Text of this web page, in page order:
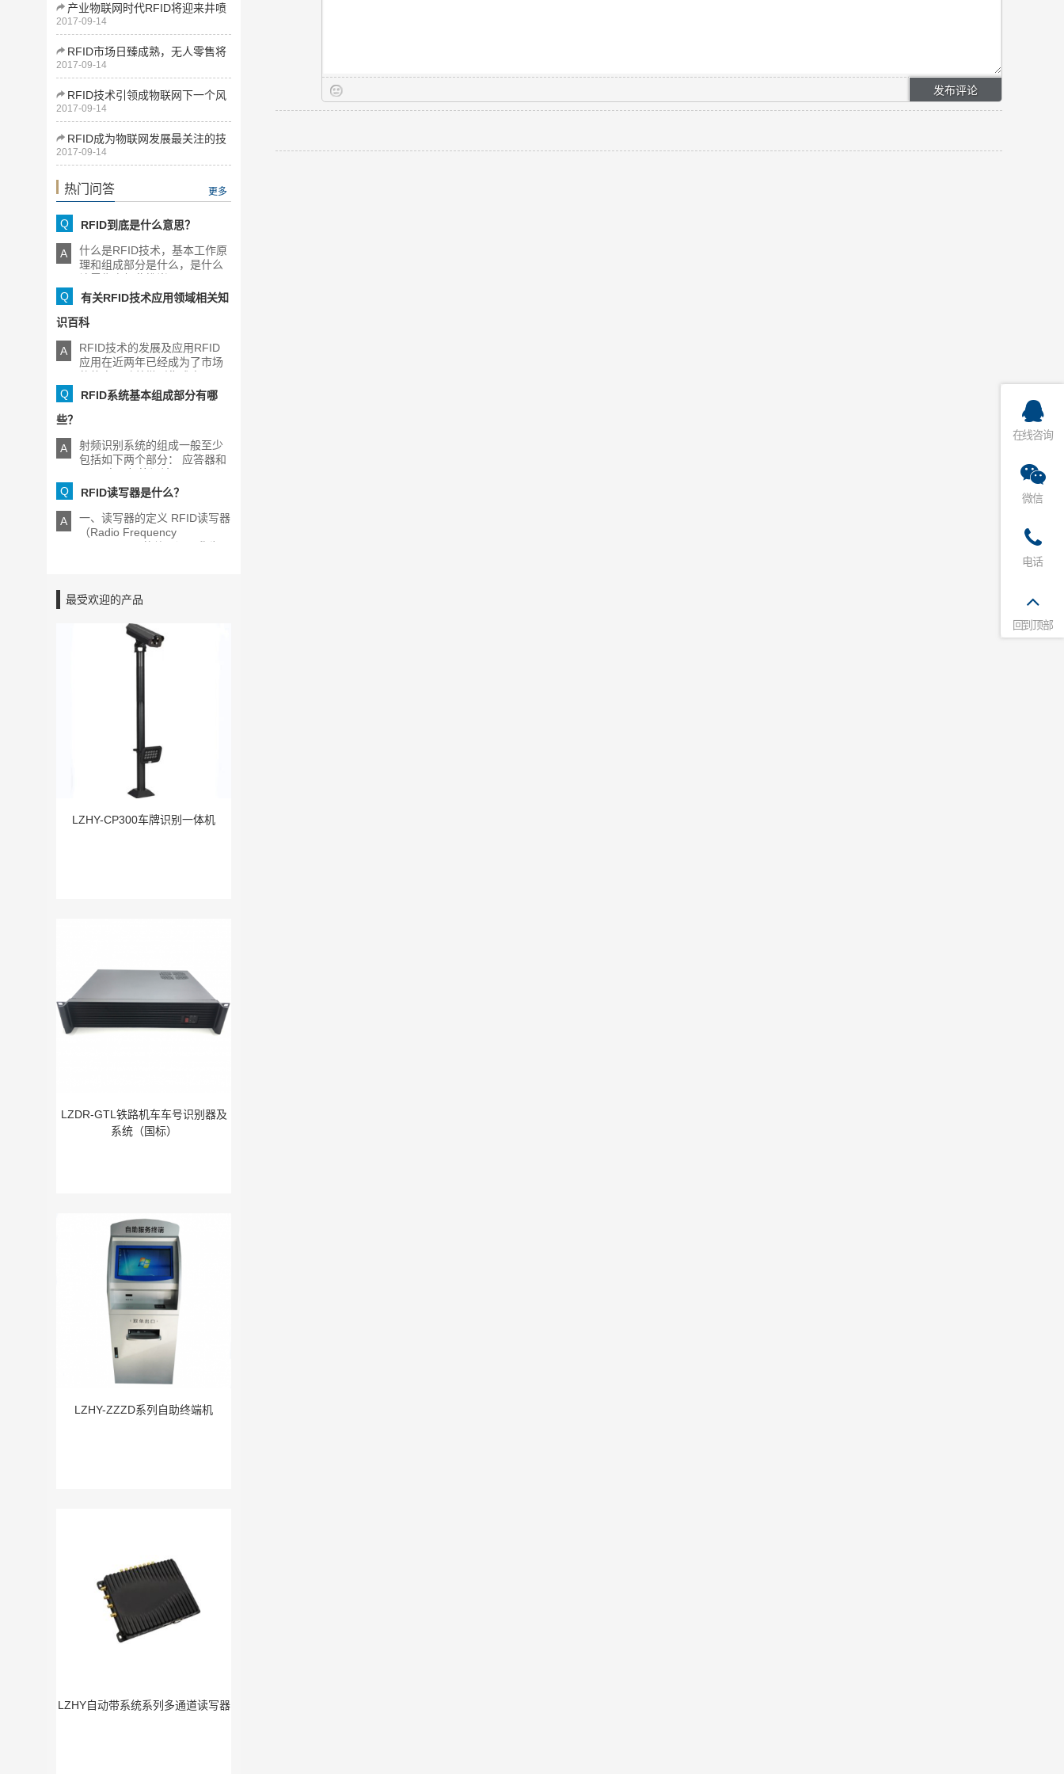
产业物联网时代RFID将迎来井喷
式发展
2017-09-14
RFID市场日臻成熟，无人零售将
为下一增长点
2017-09-14
RFID技术引领成物联网下一个风
口
2017-09-14
RFID成为物联网发展最关注的技
术
2017-09-14
热门问答 更多
Q RFID到底是什么意思？
A
什么是RFID技术，基本工作原
理和组成部分是什么，是什么
Q
有关RFID技术应用领域相关知
识百科
A
RFID技术的发展及应用RFID
应用在近两年已经成为了市场
Q
RFID系统基本组成部分有哪
些？
A
射频识别系统的组成一般至少
包括如下两个部分： 应答器和
Q
RFID读写器是什么？
A
一、读写器的定义 RFID读写器
（Radio Frequency
最受欢迎的产品
LZHY-CP300车牌识别一体机
LZDR-GTL铁路机车车号识别器及
系统（国标）
LZHY-ZZZD系列自助终端机
LZHY自动带系统系列多通道读写器
在线咨询
微信
电话
回到顶部